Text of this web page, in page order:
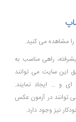
را مشاهده می کنید.
راهی مناسب به
این سایت می توانند
تستی ، تشریحی ، 4 گزینه ای و … ایجاد نمایند.
توانند در آزمون عکس
نیز وجود دارد.